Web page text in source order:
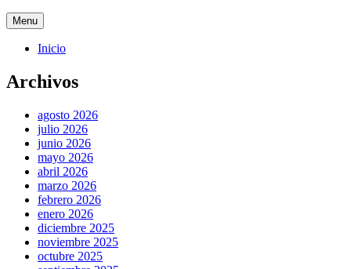
Menu
Inicio
Archivos
agosto 2026
julio 2026
junio 2026
mayo 2026
abril 2026
marzo 2026
febrero 2026
enero 2026
diciembre 2025
noviembre 2025
octubre 2025